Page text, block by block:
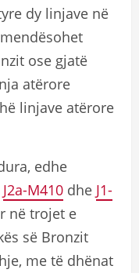
dy linjave në
ose gjatë
atërore
linjave atërore
edhe
J2a-M410 dhe J1-
në trojet e
së Bronzit
me të dhënat